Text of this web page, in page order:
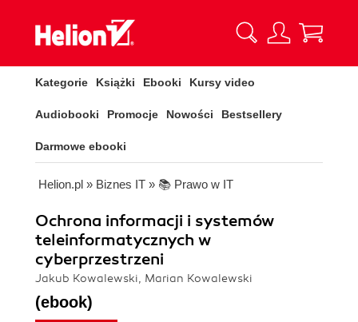
Kategorie Książki Ebooki Kursy video
Audiobooki Promocje Nowości Bestsellery
Darmowe ebooki
Helion.pl » Biznes IT » 📚 Prawo w IT
Ochrona informacji i systemów
teleinformatycznych w
cyberprzestrzeni
Jakub Kowalewski, Marian Kowalewski
(ebook)